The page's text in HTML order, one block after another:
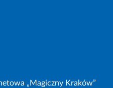
„Magiczny Kraków”